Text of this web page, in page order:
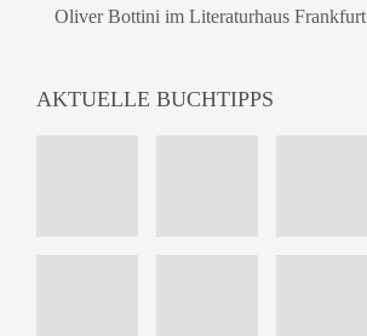
Oliver Bottini im Literaturhaus Frankfurt
AKTUELLE BUCHTIPPS